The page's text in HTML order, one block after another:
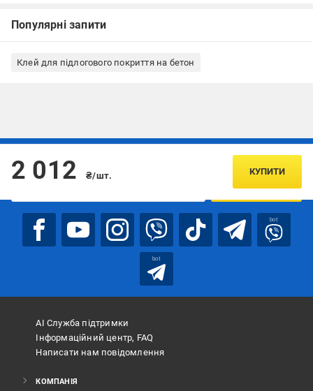
Популярні запити
Клей для підлогового покриття на бетон
2 012 ₴/шт. КУПИТИ
Підписуйтесь, щоб дізнаватись першим про акції та пропозиції
ПІДПИСАТИСЯ
bot
bot
АІ Служба підтримки
Інформаційний центр, FAQ
Написати нам повідомлення
КОМПАНІЯ